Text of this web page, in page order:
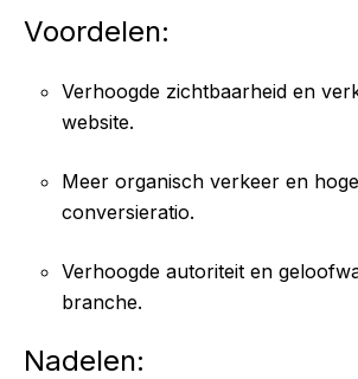
Voordelen:
Verhoogde zichtbaarheid en
website.
Meer organisch verkeer en
conversieratio.
Verhoogde autoriteit en
branche.
Nadelen: